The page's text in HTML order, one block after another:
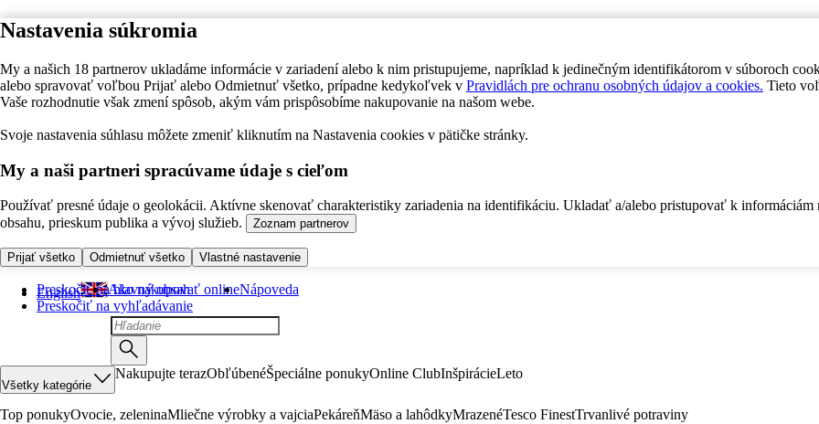
Nastavenia súkromia
My a našich 18 partnerov ukladáme informácie v zariadení alebo k nim pristupujeme, napríklad k jedinečným identifikátorom v súboroch
alebo spravovať voľbou Prijať alebo Odmietnuť všetko, prípadne kedykoľvek v Pravidlách pre ochranu osobných údajov a cookies. Tieto
Vaše rozhodnutie však zmení spôsob, akým vám prispôsobíme nakupovanie na našom webe.
Svoje nastavenia súhlasu môžete zmeniť kliknutím na Nastavenia cookies v pätičke stránky.
My a naši partneri spracúvame údaje s cieľom
Používať presné údaje o geolokácii. Aktívne skenovať charakteristiky zariadenia na identifikáciu. Ukladať a/alebo pristupovať k informáciám
obsahu, prieskum publika a vývoj služieb.
Zoznam partnerov
Prijať všetko Odmietnuť všetko Vlastné nastavenie
Preskočiť na hlavný obsah
Preskočiť na vyhľadávanie
English Ako nakupovať onlineNápoveda
Všetky kategórie
Nakupujte terazObľúbenéŠpeciálne ponukyOnline ClubInšpirácieLeto
Top ponukyOvocie, zeleninaMliečne výrobky a vajciaPekáreňMäso a lahôdkyMrazenéTesco FinestTrvanlivé potraviny